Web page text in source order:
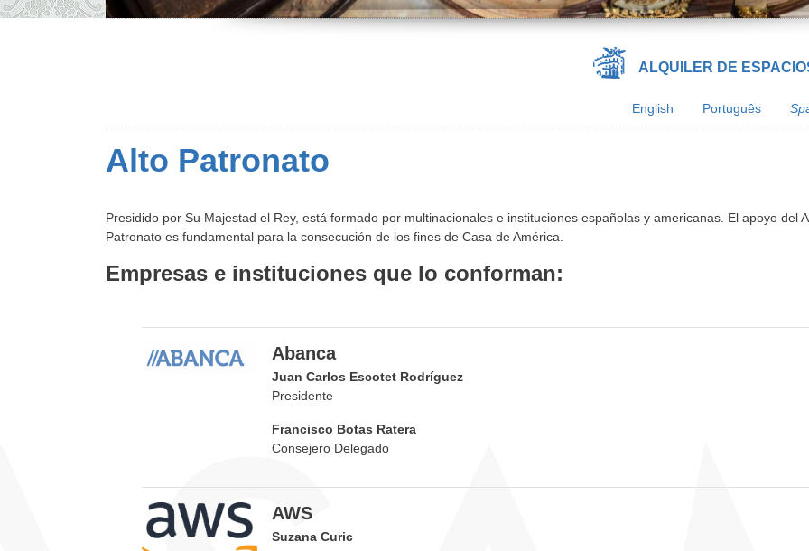
ALQUILER DE
English Português
Alto Patronato
Presidido por Su Majestad el Rey, está formado por multinacionales e instituciones españolas y americanas. El apoyo del
Patronato es fundamental para la consecución de los fines de Casa de América.
Empresas e instituciones que lo conforman:
Abanca
Juan Carlos Escotet Rodríguez
Presidente
Francisco Botas Ratera
Consejero Delegado
AWS
Suzana Curic